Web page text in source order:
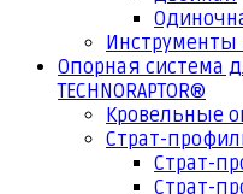
Инструменты
Опорная система
TECHNORAPTOR®
Кровельные
Страт-
Страт-
Страт-